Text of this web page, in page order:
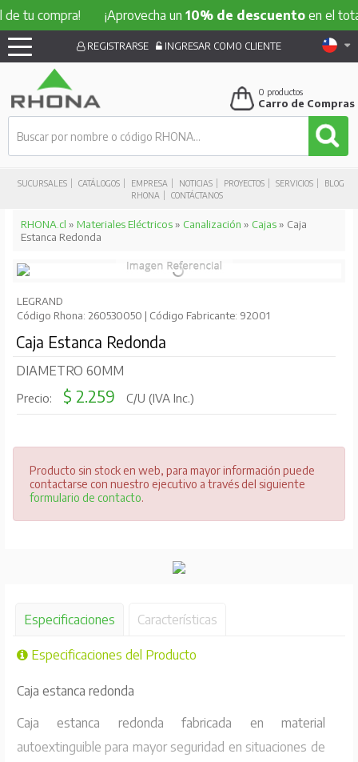
¡Aprovecha un10% de descuentoen el total de tu
SUCURSALES CATÁLOGOS EMPRESA NOTICIAS PROYECTOS SERVICIOS
BLOG
RHONA
CONTÁCTANOS
REGISTRARSE INGRESAR COMO CLIENTE
0 productos
Carro de Compras
RHONA.cl » Materiales Eléctricos» Canalización » Cajas» Caja
Estanca Redonda
LEGRAND
Código Rhona: 260530050 | Código Fabricante: 92001
Caja Estanca Redonda
DIAMETRO 60MM
Precio: $ 2.259 C/U (IVA Inc.)
Producto sin stock en web, para mayor información puede
contactarse con nuestro ejecutivo a través del siguiente
formulario de contacto.
Especificaciones Características
Especificaciones del Producto
Caja estanca redonda
Caja estanca redonda fabricada en material
autoextinguible para mayor seguridad en situaciones de